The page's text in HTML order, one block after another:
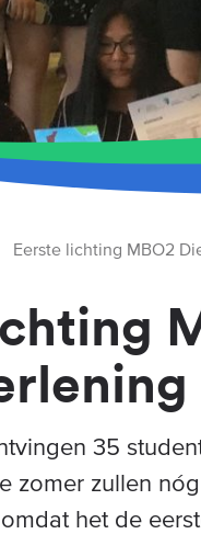
Eerste lichting MBO2
35
zomer zullen
het de